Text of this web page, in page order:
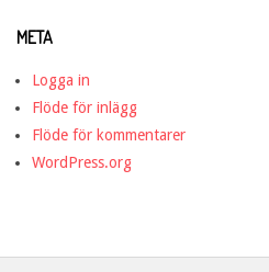
META
Logga in
Flöde för inlägg
Flöde för kommentarer
WordPress.org